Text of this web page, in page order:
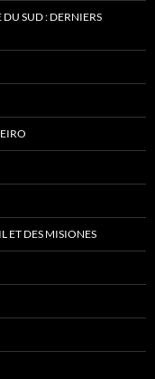
SUD : DERNIERS
ET DES MISIONES